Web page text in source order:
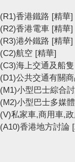
(R1)香港鐵路 [精華]
(R2)香港電車 [精華]
(R3)港外鐵路 [精華]
(C2)航空 [精華]
(C3)海上交通及船隻
(D1)公共交通有關
(M1)小型巴士綜合
(M2)小型巴士多媒
(V)私家車,商用車,
(A10)香港地方討論